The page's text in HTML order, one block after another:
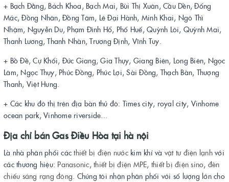
+ Bạch Đằng, Bách Khoa, Bạch Mai, Bùi Thị Xuân, Cầu Dền, Đống
Mác, Đồng Nhân, Đồng Tâm, Lê Đại Hành, Minh Khai, Ngô Thì
Nhậm, Nguyễn Du, Phạm Đình Hổ, Phố Huế, Quỳnh Lôi, Quỳnh Mai,
Thanh Lương, Thanh Nhàn, Trương Định, Vĩnh Tuy.
+ Bồ Đề, Cự Khối, Đức Giang, Gia Thụy, Giang Biên, Long Biên, Ngọc
Lâm, Ngọc Thụy, Phúc Đồng, Phúc Lợi, Sài Đồng, Thạch Bàn, Thượng
Thanh, Việt Hưng.
+ Các khu đô thị trên địa bàn thủ đô: Times city, royal city, Vinhome
ocean park, Vinhome riverside...
Địa chỉ bánGas Điều Hòa tại hà nội
Là nhà phân phối cácthiết bị điện nướckim khí và vật tư điện lạnhvới
các thương hiệu: Panasonic, thiết bị điện MPE, thiết bị điện sino, đèn
chiếu sáng rạng đông. Chúng tôi nhận phân phối với số lượng lớn cho